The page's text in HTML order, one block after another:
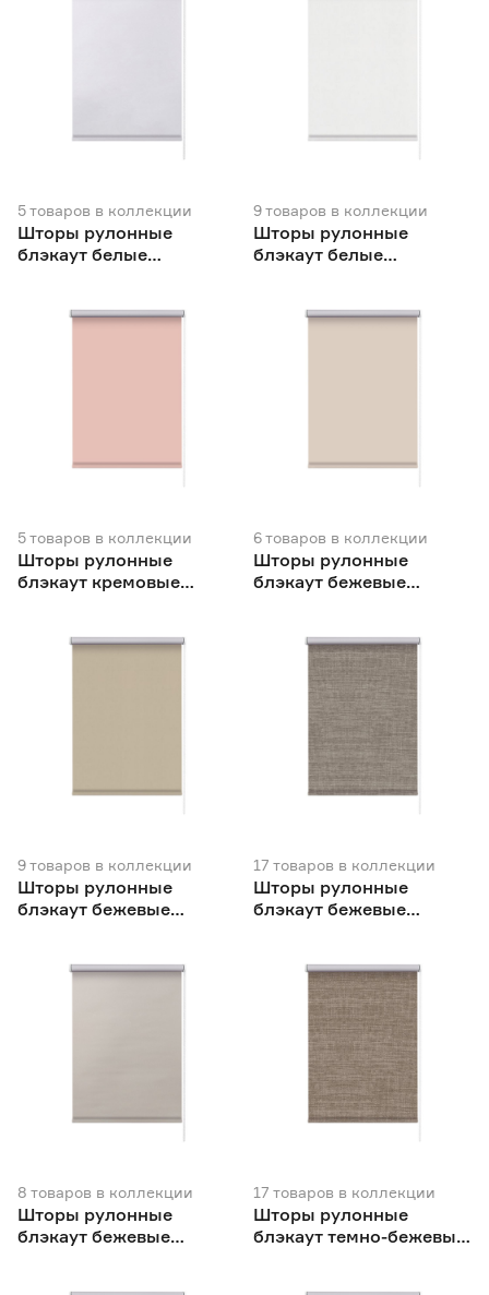
5товаров в коллекции
Шторы рулонные
блэкаут белые
9товаров в коллекции
Шторы рулонные
блэкаут белые
5товаров в коллекции
Шторы рулонные
блэкаут кремовые
6товаров в коллекции
Шторы рулонные
блэкаут бежевые
9товаров в коллекции
Шторы рулонные
блэкаут бежевые
17 товаров в коллекции
Шторы рулонные
блэкаут бежевые
8 товаров в коллекции
Шторы рулонные
блэкаут бежевые
17 товаров в коллекции
Шторы рулонные
блэкаут темно-бежевые